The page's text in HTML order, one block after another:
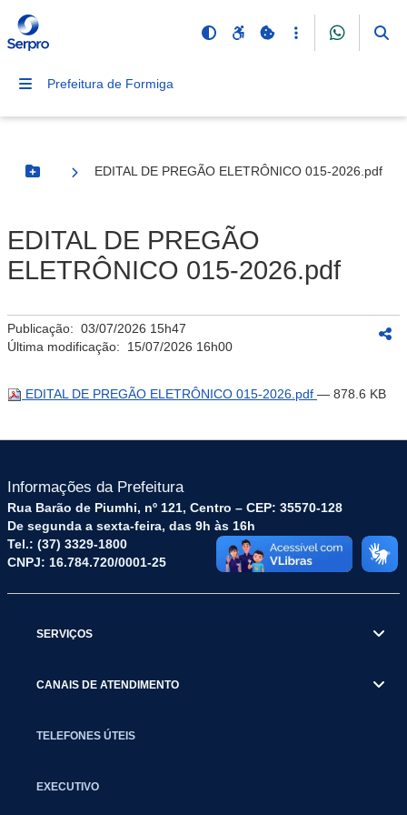
Prefeitura de Formiga
Botão Menu
EDITAL DE PREGÃO ELETRÔNICO 015-2026.pdf
EDITAL DE PREGÃO
ELETRÔNICO 015-2026.pdf
Publicação: 03/07/2026 15h47
Última modificação: 15/07/2026 16h00
EDITAL DE PREGÃO ELETRÔNICO 015-2026.pdf — 878.6 KB
Informações da Prefeitura
Rua Barão de Piumhi, nº 121, Centro – CEP: 35570-128
De segunda a sexta-feira, das 9h às 16h
Tel.: (37) 3329-1800
CNPJ: 16.784.720/0001-25
SERVIÇOS
CANAIS DE ATENDIMENTO
TELEFONES ÚTEIS
EXECUTIVO